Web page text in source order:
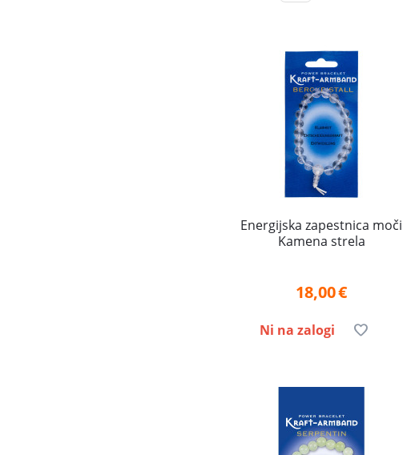
Energijska zapestnica moči
Kamena strela
18,00€
Ni na zalogi